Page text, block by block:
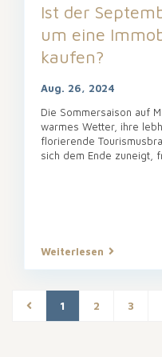
Ist der
um eine
kaufen?
Aug. 26, 2024
Die Sommersaison auf
warmes Wetter, ihre
florierende
sich dem Ende zuneigt,
Weiterlesen
1 2 3